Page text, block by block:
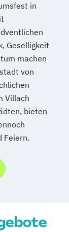
in
Geselligkeit
machen
von
Villach
bieten
Feiern.